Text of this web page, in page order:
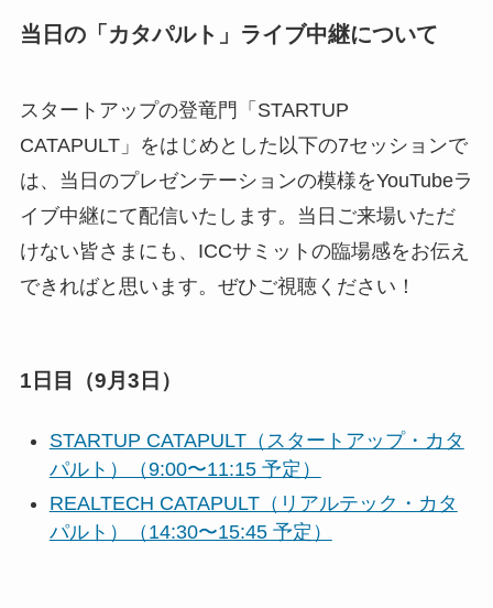
当日の「カタパルト」ライブ中継について
スタートアップの登竜門「STARTUP
CATAPULT」をはじめとした以下の7セッションで
は、当日のプレゼンテーションの模様をYouTubeラ
イブ中継にて配信いたします。当日ご来場いただ
けない皆さまにも、ICCサミットの臨場感をお伝え
できればと思います。ぜひご視聴ください！
1日目（9月3日）
STARTUP CATAPULT（スタートアップ・カタ
パルト）（9:00〜11:15 予定）
REALTECH CATAPULT（リアルテック・カタ
パルト）（14:30〜15:45 予定）